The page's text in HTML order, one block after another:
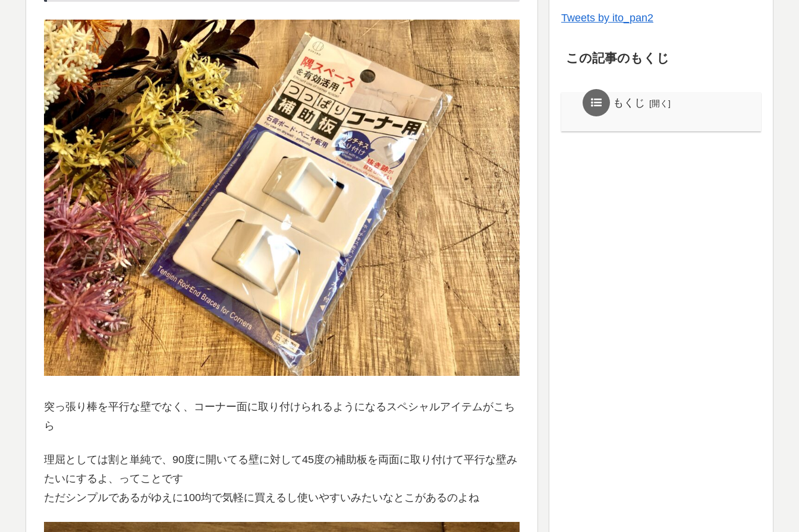
突っ張り棒を平行な壁でなく、コーナー面に取り付けられるようになるスペシャルアイテムがこち
ら
理屈としては割と単純で、90度に開いてる壁に対して45度の補助板を両面に取り付けて平行な壁み
たいにするよ、ってことです
ただシンプルであるがゆえに100均で気軽に買えるし使いやすいみたいなとこがあるのよね
Tweets by ito_pan2
この記事のもくじ
もくじ